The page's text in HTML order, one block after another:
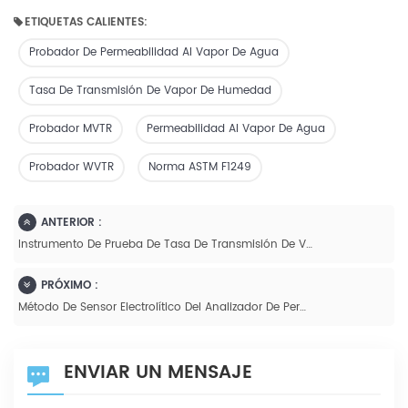
ETIQUETAS CALIENTES:
Probador De Permeabilidad Al Vapor De Agua
Tasa De Transmisión De Vapor De Humedad
Probador MVTR Permeabilidad Al Vapor De Agua
Probador WVTR Norma ASTM F1249
ANTERIOR :
Instrumento De Prueba De Tasa De Transmisión De Vapor De Agua Para Pruebas De Propiedades De Envases De Plástico -
PRÓXIMO :
Método De Sensor Electrolítico Del Analizador De Permeabilidad Al Vapor De Agua Para Prueba De Materiales De Láminas De Barrera Flexible - W201
ENVIAR UN MENSAJE